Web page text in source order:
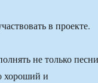
в проекте.
не только песни
хороший и